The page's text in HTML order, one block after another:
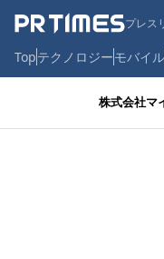
プレス
Topテクノロジーモバイル
株式会社マ